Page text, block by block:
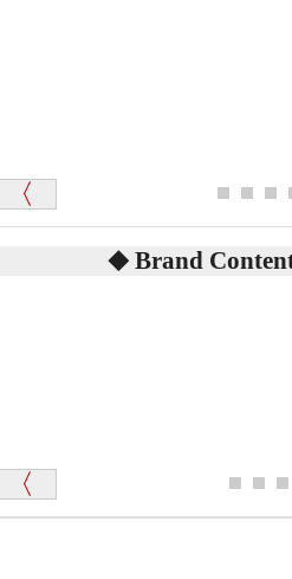
体をねかせたりおこしたりす
記載しておりますので、ぜひ
ディベアがいます。
「スクエーカー内蔵」と記載
探してみてください。
「商品説明が細やかで丁
「前に買ったことがあっ
Brand